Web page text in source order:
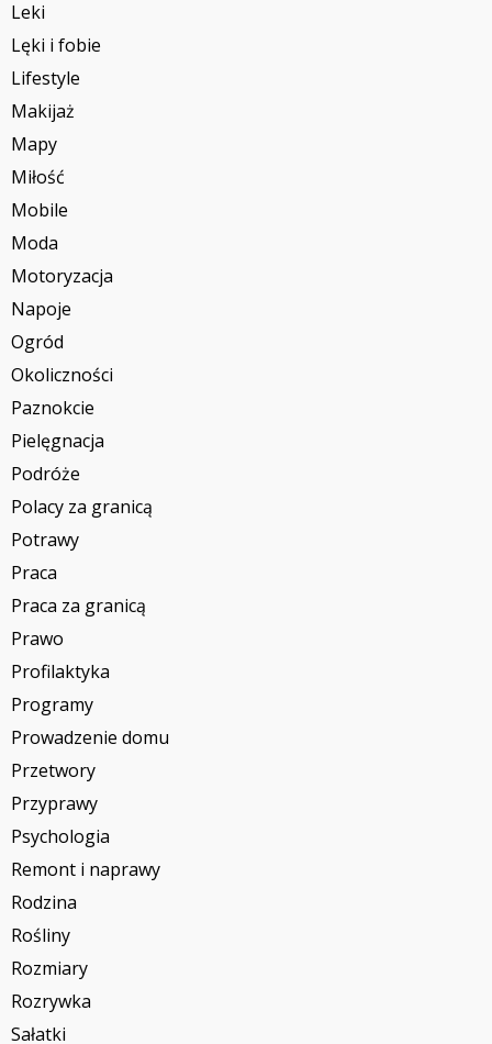
Leki
Lęki i fobie
Lifestyle
Makijaż
Mapy
Miłość
Mobile
Moda
Motoryzacja
Napoje
Ogród
Okoliczności
Paznokcie
Pielęgnacja
Podróże
Polacy za granicą
Potrawy
Praca
Praca za granicą
Prawo
Profilaktyka
Programy
Prowadzenie domu
Przetwory
Przyprawy
Psychologia
Remont i naprawy
Rodzina
Rośliny
Rozmiary
Rozrywka
Sałatki